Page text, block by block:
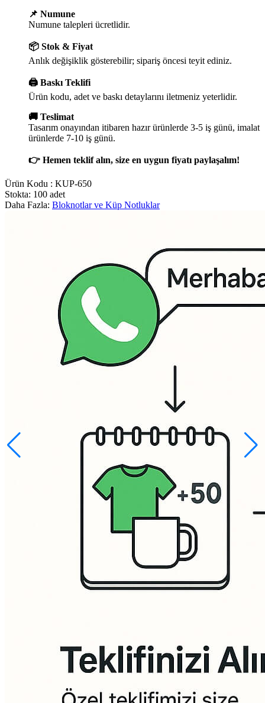
📌 Numune
Numune talepleri ücretlidir.
📦 Stok & Fiyat
Anlık değişiklik gösterebilir; sipariş öncesi teyit ediniz.
🖨️ Baskı Teklifi
Ürün kodu, adet ve baskı detaylarını iletmeniz yeterlidir.
🚚 Teslimat
Tasarım onayından itibaren hazır ürünlerde 3-5 iş günü, imalat
ürünlerde 7-10 iş günü.
👉 Hemen teklif alın, size en uygun fiyatı paylaşalım!
Ürün Kodu : KUP-650
Stokta: 100 adet
Daha Fazla: Bloknotlar ve Küp Notluklar